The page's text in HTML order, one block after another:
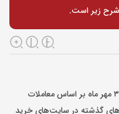
زیر است.
قیمت خودرو در بازار آزاد امروز پنج‌شنبه ۳ مهر ماه بر اساس معاملات
گذشته در سایت‌های خرید